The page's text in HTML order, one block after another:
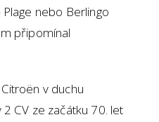
nebo Berlingo
připomínal
v duchu
CV ze začátku 70. let